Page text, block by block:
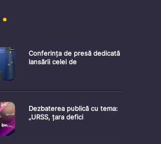
Conferința de presă dedicată
lansării celei de
Dezbaterea publică cu tema:
„URSS, țara defici